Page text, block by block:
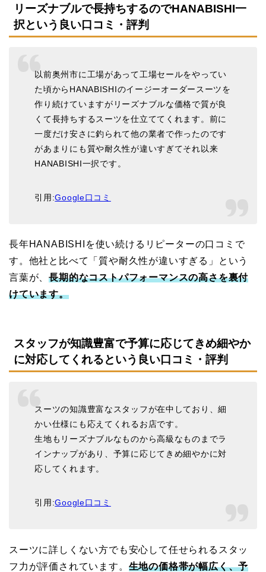
リーズナブルで長持ちするのでHANABISHI一
択という良い口コミ・評判
以前奥州市に工場があって工場セールをやってい
た頃からHANABISHIのイージーオーダースーツを
作り続けていますがリーズナブルな価格で質が良
くて長持ちするスーツを仕立ててくれます。前に
一度だけ安さに釣られて他の業者で作ったのです
があまりにも質や耐久性が違いすぎてそれ以来
HANABISHI一択です。
引用:Google口コミ
長年HANABISHIを使い続けるリピーターの口コミで
す。他社と比べて「質や耐久性が違いすぎる」という
言葉が、長期的なコストパフォーマンスの高さを裏付
けています。
スタッフが知識豊富で予算に応じてきめ細やか
に対応してくれるという良い口コミ・評判
スーツの知識豊富なスタッフが在中しており、細
かい仕様にも応えてくれるお店です。
生地もリーズナブルなものから高級なものまでラ
インナップがあり、予算に応じてきめ細やかに対
応してくれます。
引用:Google口コミ
スーツに詳しくない方でも安心して任せられるスタッ
フ力が評価されています。 生地の価格帯が幅広く、予